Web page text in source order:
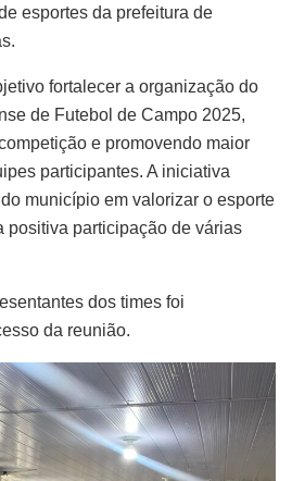
esportes da prefeitura de
fortalecer a organização do
de Futebol de Campo 2025,
e promovendo maior
participantes. A iniciativa
município em valorizar o esporte
positiva participação de várias
dos times foi
da reunião.